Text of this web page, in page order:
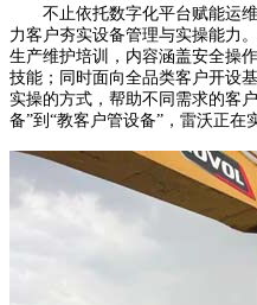
不止依托数字化平台赋能运维
力客户夯实设备管理与实操能力
生产维护培训，内容涵盖安全操
技能；同时面向全品类客户开设
实操的方式，帮助不同需求的客
备”到“教客户管设备”，雷沃正在